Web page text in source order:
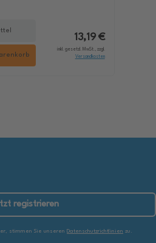
13,19 €
inkl. gesetzl. MwSt., zzgl.
Versandkosten
registrieren
stimmen Sie unseren Datenschutzrichtlinien zu.